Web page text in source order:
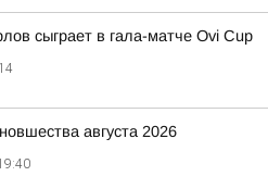
сыграет в гала-матче Ovi Cup
августа 2026